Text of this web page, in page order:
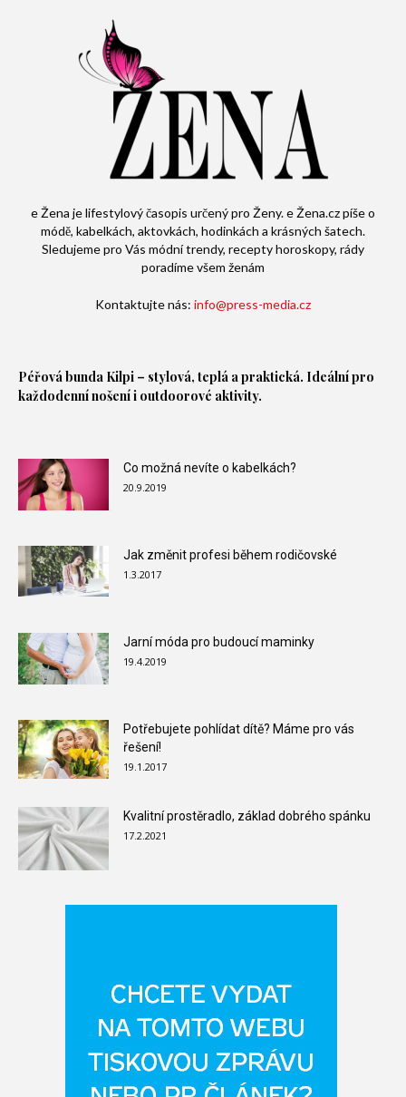
e Žena je lifestylový časopis určený pro Ženy. e Žena.cz píše o
módě, kabelkách, aktovkách, hodinkách a krásných šatech.
Sledujeme pro Vás módní trendy, recepty horoskopy, rády
poradíme všem ženám
Kontaktujte nás: info@press-media.cz
Péřová bunda Kilpi – stylová, teplá a praktická. Ideální pro
každodenní nošení i outdoorové aktivity.
Co možná nevíte o kabelkách?
20.9.2019
Jak změnit profesi během rodičovské
1.3.2017
Jarní móda pro budoucí maminky
19.4.2019
Potřebujete pohlídat dítě? Máme pro vás
řešení!
19.1.2017
Kvalitní prostěradlo, základ dobrého spánku
17.2.2021